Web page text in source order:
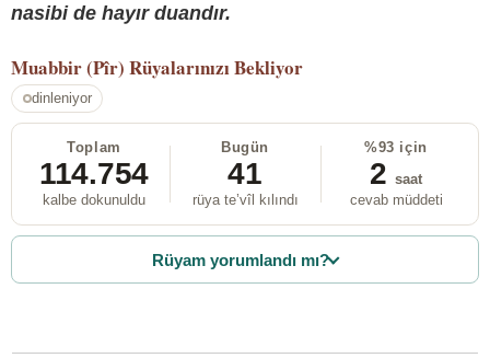
nasibi de hayır duandır.
Muabbir (Pîr) Rüyalarınızı Bekliyor
dinleniyor
Toplam
114.754
kalbe dokunuldu
Bugün
41
rüya te’vîl kılındı
%93 için
2 saat
cevab müddeti
Rüyam yorumlandı mı?